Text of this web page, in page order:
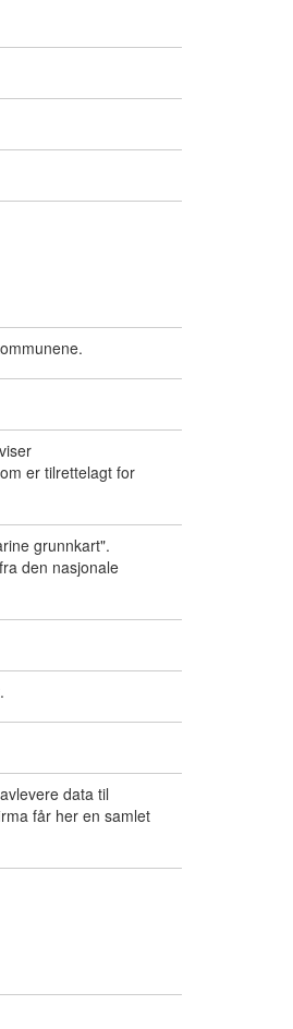
er tilrettelagt for
grunnkart".
den nasjonale
data til
får her en samlet